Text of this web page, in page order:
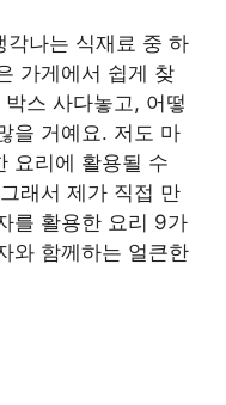
각나는 식재료 중 하
가게에서 쉽게 찾
스 사다놓고, 어떻
을 거예요. 저도 마
요리에 활용될 수
래서 제가 직접 만
를 활용한 요리 9가
와 함께하는 얼큰한